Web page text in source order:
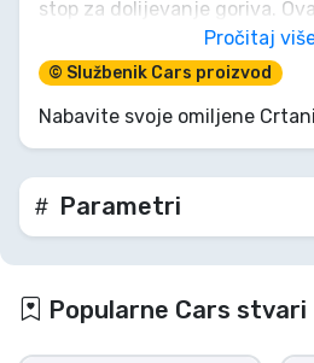
stop za dolijevanje goriva.
sportska boca Disney Cars od
aerodinamična je poput
i savršeno pristaje u ruke
radi o školskom krugu ili
igralištu, praktični sportski
izgubi ni kap dragocjenog
sjednite za upravljač i
prvak staze!
Pročitaj
© Službenik Cars proizvod
Nabavite svoje omiljene
Parametri
Popularne Cars stvari